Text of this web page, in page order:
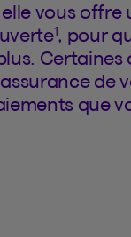
vous offre
1, pour
Certaines
de
que